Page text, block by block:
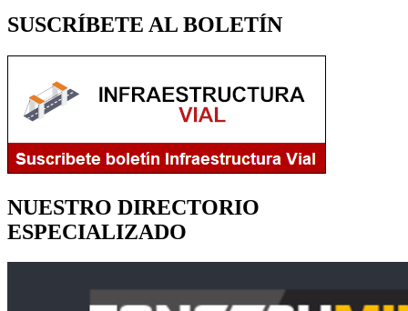
SUSCRÍBETE AL BOLETÍN
NUESTRO DIRECTORIO
ESPECIALIZADO